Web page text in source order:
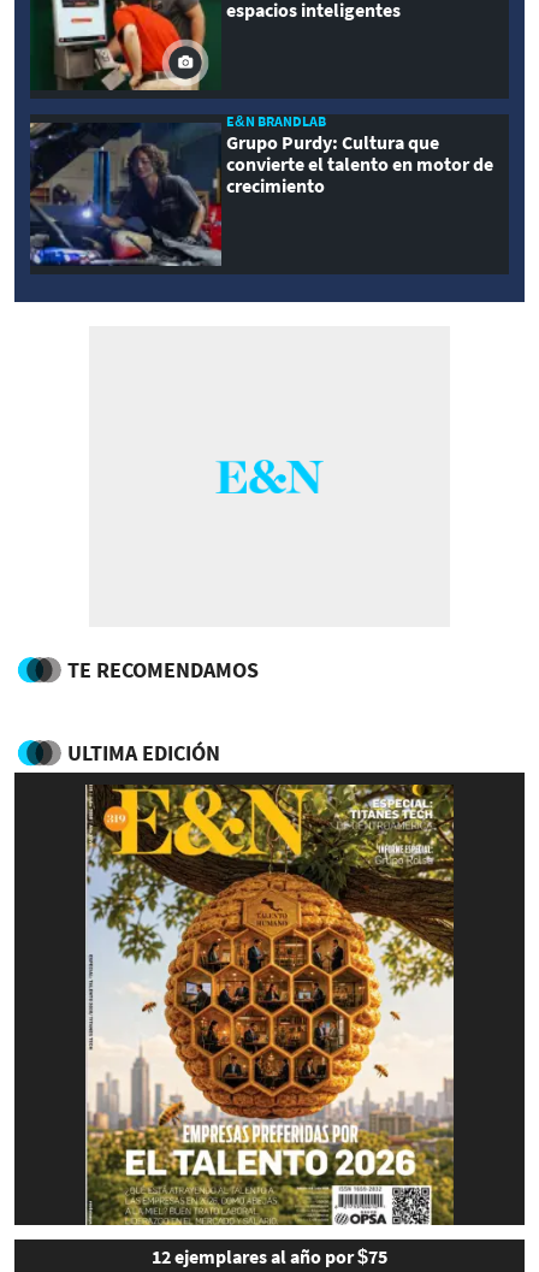
espacios inteligentes
E&N BRANDLAB
Grupo Purdy: Cultura que
convierte el talento en motor de
crecimiento
TE RECOMENDAMOS
ULTIMA EDICIÓN
12 ejemplares al año por $75